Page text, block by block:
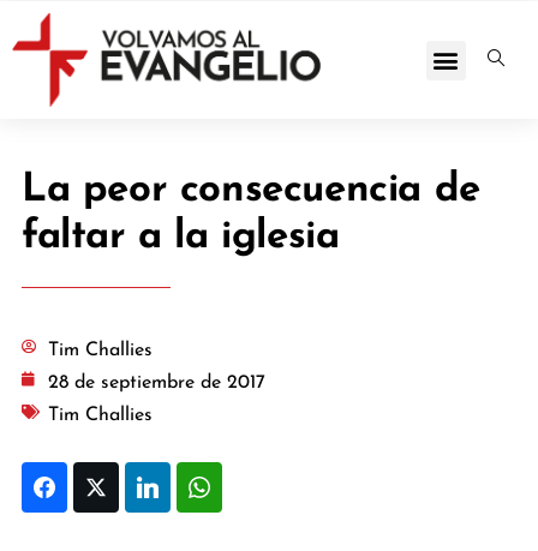
La peor consecuencia de
faltar a la iglesia
Tim Challies
28 de septiembre de 2017
Tim Challies
FacebookTwitter LinkedIn